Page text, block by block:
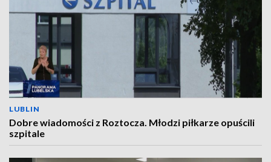
LUBLIN
Dobre wiadomości z Roztocza. Młodzi piłkarze opuścili
szpitale